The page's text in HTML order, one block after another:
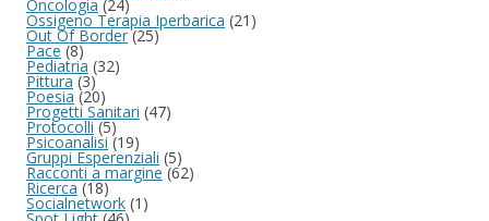
Oncologia(24)
Ossigeno Terapia Iperbarica (21)
Out Of Border(25)
Pace(8)
Pediatria (32)
Pittura(3)
Poesia (20)
Progetti Sanitari (47)
Protocolli(5)
Psicoanalisi (19)
Gruppi Esperenziali (5)
Racconti a margine (62)
Ricerca(18)
Socialnetwork (1)